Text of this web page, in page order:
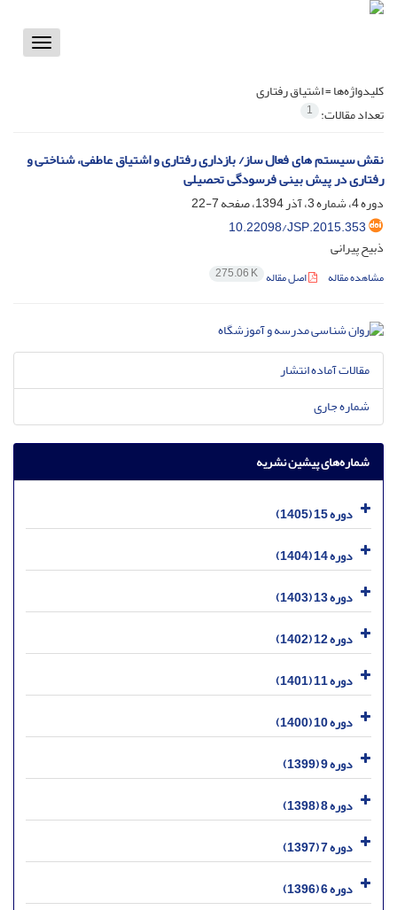
Toggle
کلیدواژه‌ها =اشتیاق رفتاری
تعداد مقالات: 1
نقش سیستم های فعال ساز/ بازداری رفتاری و اشتیاق عاطفی، شناختی و
رفتاری در پیش بینی فرسودگی تحصیلی
دوره 4، شماره 3، آذر 1394، صفحه
7-22
10.22098/JSP.2015.353
ذبیح پیرانی
مشاهده مقاله اصل مقاله 275.06 K
مقالات آماده انتشار
شماره جاری
شماره‌های پیشین نشریه
دوره 15 (1405)
دوره 14 (1404)
دوره 13 (1403)
دوره 12 (1402)
دوره 11 (1401)
دوره 10 (1400)
دوره 9 (1399)
دوره 8 (1398)
دوره 7 (1397)
دوره 6 (1396)